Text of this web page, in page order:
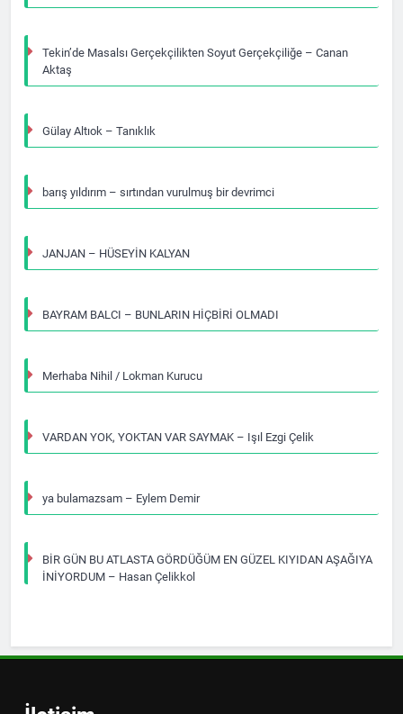
Tekin’de Masalsı Gerçekçilikten Soyut Gerçekçiliğe – Canan
Aktaş
Gülay Altıok – Tanıklık
barış yıldırım – sırtından vurulmuş bir devrimci
JANJAN – HÜSEYİN KALYAN
BAYRAM BALCI – BUNLARIN HİÇBİRİ OLMADI
Merhaba Nihil / Lokman Kurucu
VARDAN YOK, YOKTAN VAR SAYMAK – Işıl Ezgi Çelik
ya bulamazsam – Eylem Demir
BİR GÜN BU ATLASTA GÖRDÜĞÜM EN GÜZEL KIYIDAN AŞAĞIYA
İNİYORDUM – Hasan Çelikkol